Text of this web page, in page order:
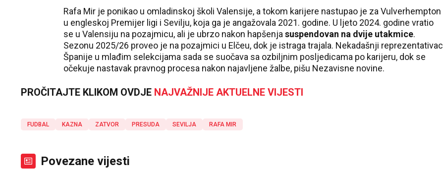
Rafa Mir je ponikao u omladinskoj školi Valensije, a tokom karijere nastupao je za Vulverhempton
u engleskoj Premijer ligi i Sevilju, koja ga je angažovala 2021. godine. U ljeto 2024. godine vratio
se u Valensiju na pozajmicu, ali je ubrzo nakon hapšenjasuspendovan na dvije utakmice.
Sezonu 2025/26 proveo je na pozajmici u Elčeu, dok je istraga trajala. Nekadašnji reprezentativac
Španije u mlađim selekcijama sada se suočava sa ozbiljnim posljedicama po karijeru, dok se
očekuje nastavak pravnog procesa nakon najavljene žalbe, pišu Nezavisne novine.
PROČITAJTE KLIKOM OVDJE NAJVAŽNIJE AKTUELNE VIJESTI
FUDBAL KAZNA ZATVOR PRESUDA SEVILJA RAFA MIR
Povezane vijesti